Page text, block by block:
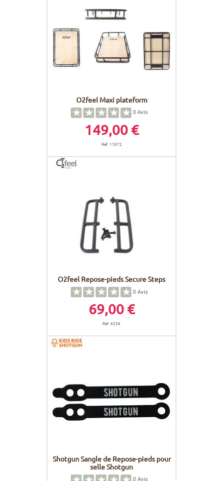
O2feel Maxi plateform
0Avis
149,00 €
Réf. 11872
O2feel Repose-pieds Secure Steps
0Avis
69,00 €
Réf. 6236
Shotgun Sangle de Repose-pieds pour
selle Shotgun
0Avis